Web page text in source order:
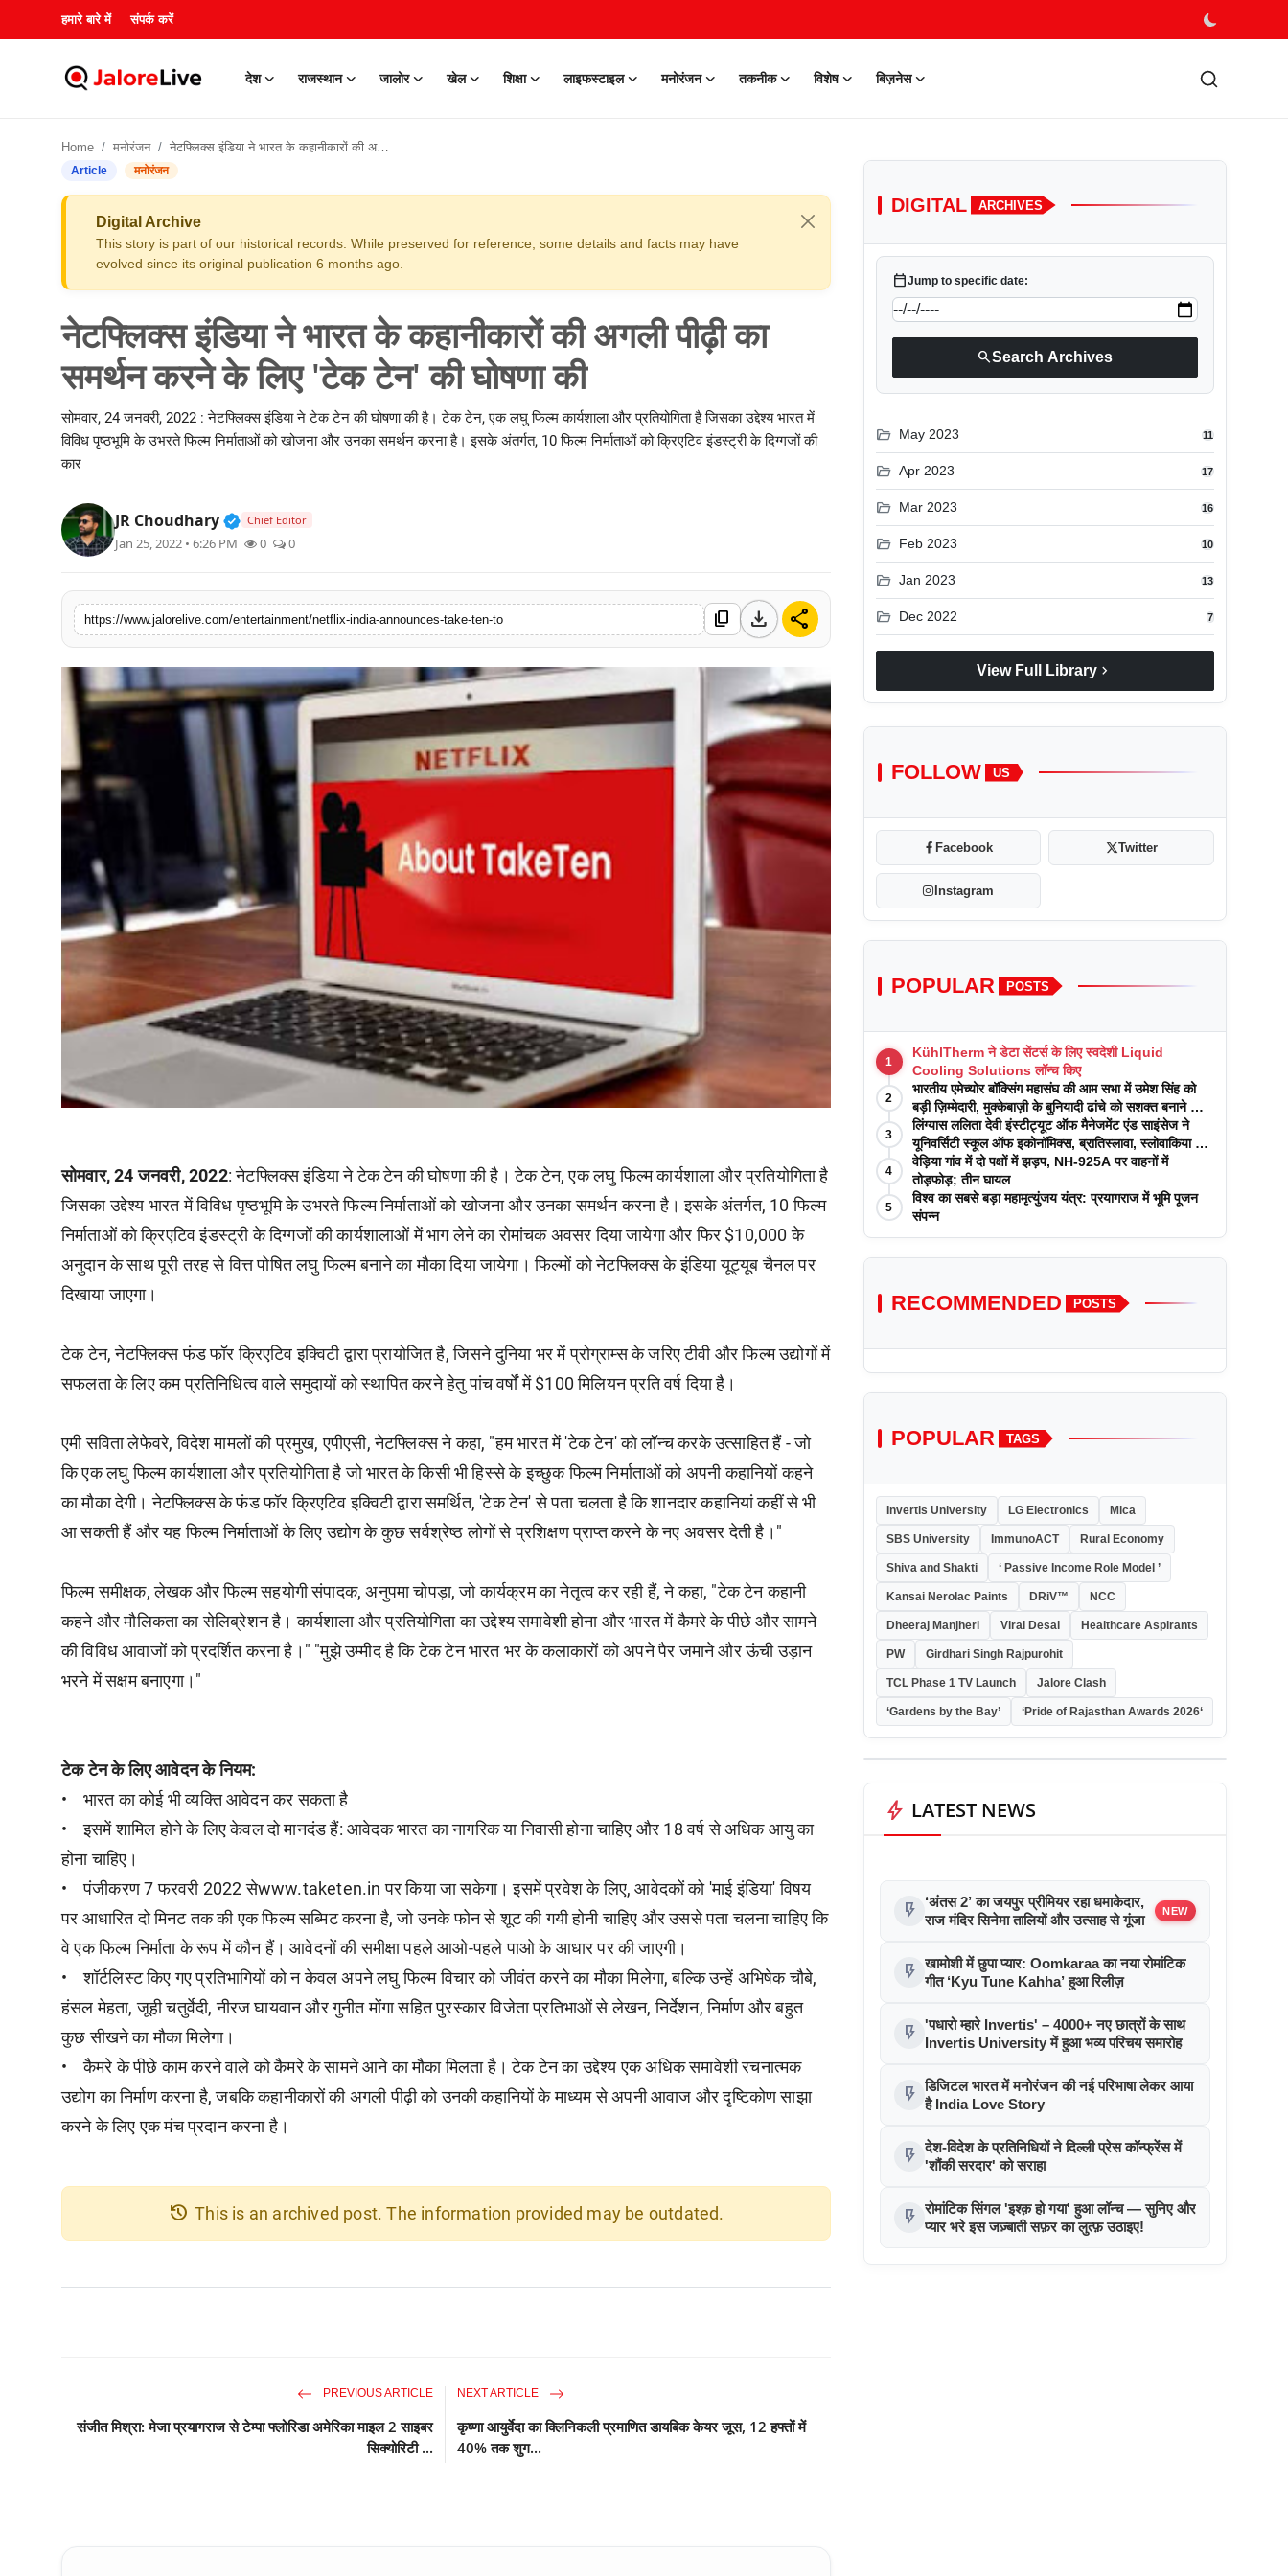
हमारे बारे में संपर्क करें
देश राजस्थान जालोर खेल शिक्षा लाइफस्टाइल मनोरंजन तकनीक विशेष बिज़नेस
लाइफस्टाइल
Home मनोरंजन नेटफ्लिक्स इंडिया ने भारत के कहानीकारों की अगली पीढ़ी का समर्थन करने के लिए 'टेक टेन' की घोषणा की
Article मनोरंजन
Digital Archive
This story is part of our historical records. While preserved for reference, some details and facts may have
evolved since its original publication 6 months ago.
नेटफ्लिक्स इंडिया ने भारत के कहानीकारों की अगली पीढ़ी का
समर्थन करने के लिए 'टेक टेन' की घोषणा की
सोमवार, 24 जनवरी, 2022 : नेटफ्लिक्स इंडिया ने टेक टेन की घोषणा की है। टेक टेन, एक लघु फिल्म कार्यशाला और प्रतियोगिता है जिसका उद्देश्य भारत में
विविध पृष्ठभूमि के उभरते फिल्म निर्माताओं को खोजना और उनका समर्थन करना है। इसके अंतर्गत, 10 फिल्म निर्माताओं को क्रिएटिव इंडस्ट्री के दिग्गजों की
कार
JR Choudhary Verified Public Figure • 30 Mar, 2026
Chief Editor
Jan 25, 2022 • 6:26 PM 0 0
https://www.jalorelive.com/entertainment/netflix-india-announces-take-ten-to content_copy download share
सोमवार, 24 जनवरी, 2022: नेटफ्लिक्स इंडिया ने टेक टेन की घोषणा की है। टेक टेन, एक लघु फिल्म कार्यशाला और प्रतियोगिता है
जिसका उद्देश्य भारत में विविध पृष्ठभूमि के उभरते फिल्म निर्माताओं को खोजना और उनका समर्थन करना है। इसके अंतर्गत, 10 फिल्म
निर्माताओं को क्रिएटिव इंडस्ट्री के दिग्गजों की कार्यशालाओं में भाग लेने का रोमांचक अवसर दिया जायेगा और फिर $10,000 के
अनुदान के साथ पूरी तरह से वित्त पोषित लघु फिल्म बनाने का मौका दिया जायेगा। फिल्मों को नेटफ्लिक्स के इंडिया यूट्यूब चैनल पर
दिखाया जाएगा।
टेक टेन, नेटफ्लिक्स फंड फॉर क्रिएटिव इक्विटी द्वारा प्रायोजित है, जिसने दुनिया भर में प्रोग्राम्स के जरिए टीवी और फिल्म उद्योगों में
सफलता के लिए कम प्रतिनिधित्व वाले समुदायों को स्थापित करने हेतु पांच वर्षों में $100 मिलियन प्रति वर्ष दिया है।
एमी सविता लेफेवरे, विदेश मामलों की प्रमुख, एपीएसी, नेटफ्लिक्स ने कहा, "हम भारत में 'टेक टेन' को लॉन्च करके उत्साहित हैं - जो
कि एक लघु फिल्म कार्यशाला और प्रतियोगिता है जो भारत के किसी भी हिस्से के इच्छुक फिल्म निर्माताओं को अपनी कहानियों कहने
का मौका देगी। नेटफ्लिक्स के फंड फॉर क्रिएटिव इक्विटी द्वारा समर्थित, 'टेक टेन' से पता चलता है कि शानदार कहानियां कहीं से भी
आ सकती हैं और यह फिल्म निर्माताओं के लिए उद्योग के कुछ सर्वश्रेष्ठ लोगों से प्रशिक्षण प्राप्त करने के नए अवसर देती है।"
फिल्म समीक्षक, लेखक और फिल्म सहयोगी संपादक, अनुपमा चोपड़ा, जो कार्यक्रम का नेतृत्व कर रही हैं, ने कहा, "टेक टेन कहानी
कहने और मौलिकता का सेलिब्रेशन है। कार्यशाला और प्रतियोगिता का उद्देश्य समावेशी होना और भारत में कैमरे के पीछे और सामने
की विविध आवाजों को प्रदर्शित करना है।" "मुझे उम्मीद है कि टेक टेन भारत भर के कलाकारों को अपने पैर जमाने और ऊंची उड़ान
भरने में सक्षम बनाएगा।"
टेक टेन के लिए आवेदन के नियम:
• भारत का कोई भी व्यक्ति आवेदन कर सकता है
• इसमें शामिल होने के लिए केवल दो मानदंड हैं: आवेदक भारत का नागरिक या निवासी होना चाहिए और 18 वर्ष से अधिक आयु का
होना चाहिए।
• पंजीकरण 7 फरवरी 2022 सेwww.taketen.in पर किया जा सकेगा। इसमें प्रवेश के लिए, आवेदकों को 'माई इंडिया' विषय
पर आधारित दो मिनट तक की एक फिल्म सब्मिट करना है, जो उनके फोन से शूट की गयी होनी चाहिए और उससे पता चलना चाहिए कि
वे एक फिल्म निर्माता के रूप में कौन हैं। आवेदनों की समीक्षा पहले आओ-पहले पाओ के आधार पर की जाएगी।
• शॉर्टलिस्ट किए गए प्रतिभागियों को न केवल अपने लघु फिल्म विचार को जीवंत करने का मौका मिलेगा, बल्कि उन्हें अभिषेक चौबे,
हंसल मेहता, जूही चतुर्वेदी, नीरज घायवान और गुनीत मोंगा सहित पुरस्कार विजेता प्रतिभाओं से लेखन, निर्देशन, निर्माण और बहुत
कुछ सीखने का मौका मिलेगा।
• कैमरे के पीछे काम करने वाले को कैमरे के सामने आने का मौका मिलता है। टेक टेन का उद्देश्य एक अधिक समावेशी रचनात्मक
उद्योग का निर्माण करना है, जबकि कहानीकारों की अगली पीढ़ी को उनकी कहानियों के माध्यम से अपनी आवाज और दृष्टिकोण साझा
करने के लिए एक मंच प्रदान करना है।
history This is an archived post. The information provided may be outdated.
PREVIOUS ARTICLE
संजीत मिश्रा: मेजा प्रयागराज से टेम्पा फ्लोरिडा अमेरिका माइल 2 साइबर
सिक्योरिटी ...
NEXT ARTICLE
कृष्णा आयुर्वेदा का क्लिनिकली प्रमाणित डायबिक केयर जूस, 12 हफ्तों में
40% तक शुग...
DIGITAL ARCHIVES
calendar_todayJump to specific date:
searchSearch Archives
folder_open May 2023 11
folder_open Apr 2023 17
folder_open Mar 2023 16
folder_open Feb 2023 10
folder_open Jan 2023 13
folder_open Dec 2022 7
View Full Library chevron_right
FOLLOW US
Facebook Twitter
Instagram
POPULAR POSTS
1
KühlTherm ने डेटा सेंटर्स के लिए स्वदेशी Liquid
Cooling Solutions लॉन्च किए
2
भारतीय एमेच्योर बॉक्सिंग महासंघ की आम सभा में उमेश सिंह को
बड़ी ज़िम्मेदारी, मुक्केबाज़ी के बुनियादी ढांचे को सशक्त बनाने का
वादा
3
लिंग्यास ललिता देवी इंस्टीट्यूट ऑफ मैनेजमेंट एंड साइंसेज ने
यूनिवर्सिटी स्कूल ऑफ इकोनॉमिक्स, ब्रातिस्लावा, स्लोवाकिया के
साथ अकादमिक पत्रिकाओं में प्रकाशन रणनीतियों पर एक
दिवसीय कार्यशाला का आयोजन किया
4
वेड़िया गांव में दो पक्षों में झड़प, NH-925A पर वाहनों में
तोड़फोड़; तीन घायल
5
विश्व का सबसे बड़ा महामृत्युंजय यंत्र: प्रयागराज में भूमि पूजन
संपन्न
RECOMMENDED POSTS
POPULAR TAGS
Invertis University LG Electronics Mica
SBS University ImmunoACT Rural Economy
Shiva and Shakti ‘ Passive Income Role Model ’
Kansai Nerolac Paints DRiV™ NCC
Dheeraj Manjheri Viral Desai Healthcare Aspirants
PW Girdhari Singh Rajpurohit
TCL Phase 1 TV Launch Jalore Clash
‘Gardens by the Bay’ ‘Pride of Rajasthan Awards 2026‘
bolt LATEST NEWS
flash_on
‘अंतस 2’ का जयपुर प्रीमियर रहा धमाकेदार,
राज मंदिर सिनेमा तालियों और उत्साह से गूंजा
NEW
flash_on खामोशी में छुपा प्यार: Oomkaraa का नया रोमांटिक
गीत ‘Kyu Tune Kahha’ हुआ रिलीज़
flash_on 'पधारो म्हारे Invertis' – 4000+ नए छात्रों के साथ
Invertis University में हुआ भव्य परिचय समारोह
flash_on डिजिटल भारत में मनोरंजन की नई परिभाषा लेकर आया
है India Love Story
flash_on देश-विदेश के प्रतिनिधियों ने दिल्ली प्रेस कॉन्फ्रेंस में
'शौंकी सरदार' को सराहा
flash_on रोमांटिक सिंगल 'इश्क़ हो गया' हुआ लॉन्च — सुनिए और
प्यार भरे इस जज़्बाती सफ़र का लुत्फ़ उठाइए!